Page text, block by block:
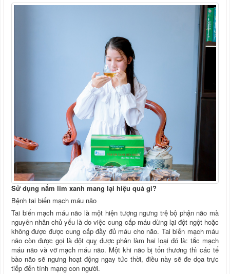
Sử dụng nấm lim xanh mang lại hiệu quả gì?
Bệnh tai biến mạch máu não
Tai biến mạch máu não là một hiện tượng ngưng trệ bộ phận não mà
nguyên nhân chủ yếu là do việc cung cấp máu dừng lại đột ngột hoặc
không được được cung cấp đầy đủ máu cho não. Tai biến mạch máu
não còn được gọi là đột quỵ được phân làm hai loại đó là: tắc mạch
máu não và vỡ mạch máu não. Một khi não bị tổn thương thì các tế
bào não sẽ ngưng hoạt động ngay tức thời, điều này sẽ đe dọa trực
tiếp đến tính mạng con người.